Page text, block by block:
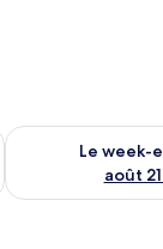
août 14 - août
Le week-
août
Vérifier la